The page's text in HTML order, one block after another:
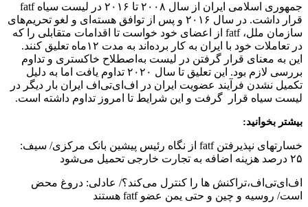
جمهوری اسلامی ایران از سال ۲۰۰۸ تا ۲۰۱۶ در لیست سیاه fatf
قرار داشت. در سال ۲۰۱۶ و پس از توافق هسته‌ای و لغو تحریم‌های
سازمان ملل، fatf از اعضای خود خواست تا اقدامات متقابلی را که
در تعاملات خود با ایران به کار برده‌اند به مدت ۱۲ماه تعلیق کنند.
این به معنای قرار گرفتن در لیست به‌اصطلاح خاکستری و تداوم
بررسی لازم بود. این تعلیق تا سال ۲۰۲۰ تداوم یافت اما به دلیل
تکمیل نشدن فرآیند عضویت ایران در اف‌ای‌تی‌اف ایران بار دیگر در
لیست سیاه قرار گرفت و این شرایط تا امروز تداوم داشته است.
بیشتر بخوانید:
خسارتهای نپذیرفتن fatf از نگاه رئیس پیشین بانک مرکزی/ سیف:
۲۵ درصد هزینه اضافه به تجارت خارجی تحمیل می‌شود
اف‌ای‌تی‌اف،تراکنش ها را کنترل می‌کند؟/ عادلی: دروغ محض
است/ روسیه و چین و حتی یمن عضو fatf هستند